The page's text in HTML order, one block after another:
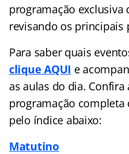
programação exclusiva
revisando os principais
Para saber quais
clique AQUI e
as aulas do dia.
programação
pelo índice abaixo:
Matutino